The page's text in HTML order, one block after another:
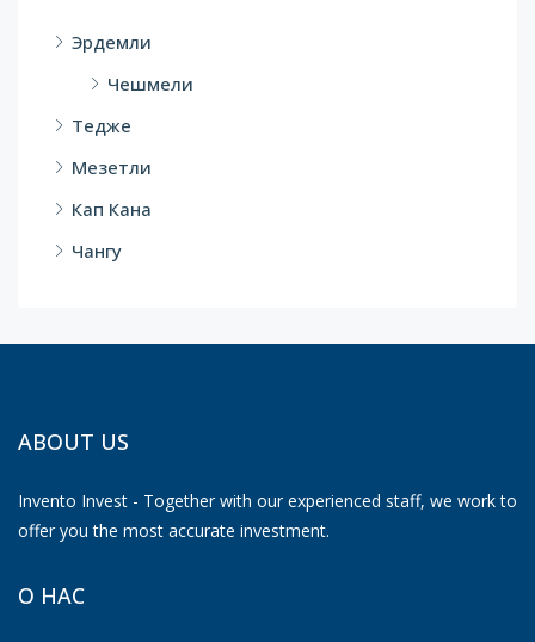
Эрдемли
Чешмели
Тедже
Мезетли
Кап Кана
Чангу
ABOUT US
Invento Invest - Together with our experienced staff, we work to
offer you the most accurate investment.
О НАС